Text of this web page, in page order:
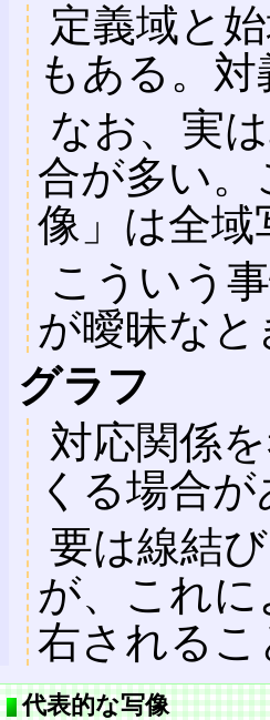
定義域と
もある。
なお、実
合が多い
像」は全域
こういう
が曖昧な
グラフ
対応関係
くる場合が
要は線結
が、これ
右されるこ
代表的な写像